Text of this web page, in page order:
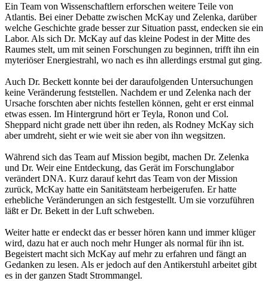
Ein Team von Wissenschaftlern erforschen weitere Teile von
Atlantis. Bei einer Debatte zwischen McKay und Zelenka, darüber
welche Geschichte grade besser zur Situation passt, endecken sie ein
Labor. Als sich Dr. McKay auf das kleine Podest in der Mitte des
Raumes stelt, um mit seinen Forschungen zu beginnen, trifft ihn ein
myteriöser Energiestrahl, wo nach es ihn allerdings erstmal gut ging.
Auch Dr. Beckett konnte bei der daraufolgenden Untersuchungen
keine Veränderung feststellen. Nachdem er und Zelenka nach der
Ursache forschten aber nichts festellen können, geht er erst einmal
etwas essen. Im Hintergrund hört er Teyla, Ronon und Col.
Sheppard nicht grade nett über ihn reden, als Rodney McKay sich
aber umdreht, sieht er wie weit sie aber von ihn wegsitzen.
Während sich das Team auf Mission begibt, machen Dr. Zelenka
und Dr. Weir eine Entdeckung, das Gerät im Forschunglabor
verändert DNA. Kurz darauf kehrt das Team von der Mission
zurück, McKay hatte ein Sanitätsteam herbeigerufen. Er hatte
erhebliche Veränderungen an sich festgestellt. Um sie vorzuführen
läßt er Dr. Bekett in der Luft schweben.
Weiter hatte er endeckt das er besser hören kann und immer klüger
wird, dazu hat er auch noch mehr Hunger als normal für ihn ist.
Begeistert macht sich McKay auf mehr zu erfahren und fängt an
Gedanken zu lesen. Als er jedoch auf den Antikerstuhl arbeitet gibt
es in der ganzen Stadt Strommangel.